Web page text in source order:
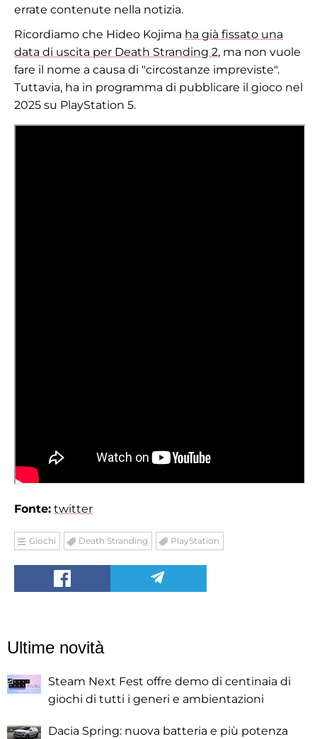
errate contenute nella notizia.
Ricordiamo che Hideo Kojima ha già fissato una
data di uscita per Death Stranding 2, ma non vuole
fare il nome a causa di "circostanze impreviste".
Tuttavia, ha in programma di pubblicare il gioco nel
2025 su PlayStation 5.
Fonte: twitter
Giochi Death Stranding PlayStation
Ultime novità
Steam Next Fest offre demo di centinaia di
giochi di tutti i generi e ambientazioni
Dacia Spring: nuova batteria e più potenza